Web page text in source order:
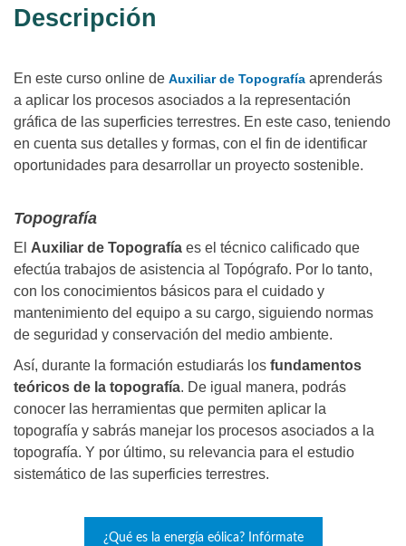
Descripción
En este curso online de Auxiliar de Topografía aprenderás
a aplicar los procesos asociados a la representación
gráfica de las superficies terrestres. En este caso, teniendo
en cuenta sus detalles y formas, con el fin de identificar
oportunidades para desarrollar un proyecto sostenible.
Topografía
El Auxiliar de Topografía es el técnico calificado que
efectúa trabajos de asistencia al Topógrafo. Por lo tanto,
con los conocimientos básicos para el cuidado y
mantenimiento del equipo a su cargo, siguiendo normas
de seguridad y conservación del medio ambiente.
Así, durante la formación estudiarás los fundamentos
teóricos de la topografía. De igual manera, podrás
conocer las herramientas que permiten aplicar la
topografía y sabrás manejar los procesos asociados a la
topografía. Y por último, su relevancia para el estudio
sistemático de las superficies terrestres.
¿Qué es la energía eólica? Infórmate